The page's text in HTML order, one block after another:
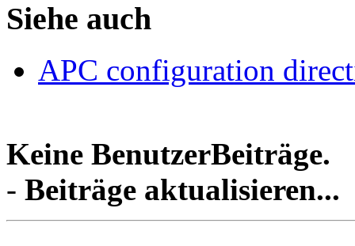
Siehe auch
APC configuration
Keine BenutzerBeiträge.
- Beiträge aktualisieren...